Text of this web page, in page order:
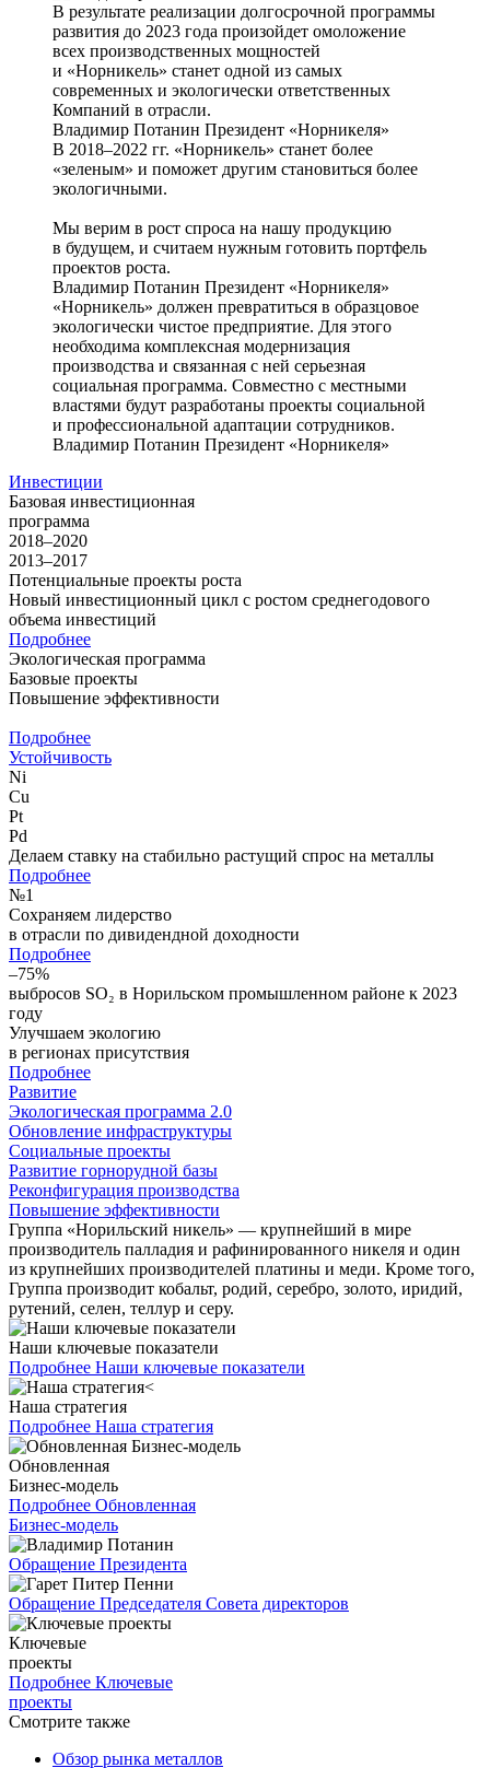
В результате реализации долгосрочной программы
развития до 2023 года произойдет омоложение
всех производственных мощностей
и «Норникель» станет одной из самых
современных и экологически ответственных
Компаний в отрасли.
Владимир Потанин Президент «Норникеля»
В 2018–2022 гг. «Норникель» станет более
«зеленым» и поможет другим становиться более
экологичными.
Мы верим в рост спроса на нашу продукцию
в будущем, и считаем нужным готовить портфель
проектов роста.
Владимир Потанин Президент «Норникеля»
«Норникель» должен превратиться в образцовое
экологически чистое предприятие. Для этого
необходима комплексная модернизация
производства и связанная с ней серьезная
социальная программа. Совместно с местными
властями будут разработаны проекты социальной
и профессиональной адаптации сотрудников.
Владимир Потанин Президент «Норникеля»
Инвестиции
Базовая инвестиционная
программа
2018–2020
2013–2017
Потенциальные проекты роста
Новый инвестиционный цикл с ростом среднегодового
объема инвестиций
Подробнее
Экологическая программа
Базовые проекты
Повышение эффективности
Подробнее
Устойчивость
Ni
Cu
Pt
Pd
Делаем ставку на стабильно растущий спрос на металлы
Подробнее
№1
Сохраняем лидерство
в отрасли по дивидендной доходности
Подробнее
–75%
выбросов SO₂ в Норильском промышленном районе к 2023
году
Улучшаем экологию
в регионах присутствия
Подробнее
Развитие
Экологическая программа 2.0
Обновление инфраструктуры
Социальные проекты
Развитие горнорудной базы
Реконфигурация производства
Повышение эффективности
Группа «Норильский никель» — крупнейший в мире
производитель палладия и рафинированного никеля и один
из крупнейших производителей платины и меди. Кроме того,
Группа производит кобальт, родий, серебро, золото, иридий,
рутений, селен, теллур и серу.
Наши ключевые показатели
Подробнее Наши ключевые показатели
Наша стратегия
Подробнее Наша стратегия
Обновленная
Бизнес-модель
Подробнее Обновленная
Бизнес-модель
Обращение Президента
Обращение Председателя Совета директоров
Ключевые
проекты
Подробнее Ключевые
проекты
Смотрите также
Обзор рынка металлов